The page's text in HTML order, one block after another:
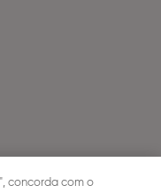
concorda com o